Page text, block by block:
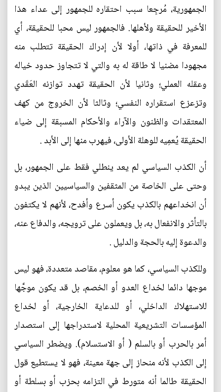
الجمهورية، مُرجِعا سبب احتقاره للجمهور إلى عداء هذا
الأخير للحقيقة ولأهلها. فالجمهور ليس محبا للحقيقة، أي
للمعرفة في ذاتها، أولا لأن إدراك الحقيقة تتطلب منه
مجهودا مضنيا لا طاقة له به والتي لا تتجاوز حدود خياله
وعقله العملي؛ وثانيا لأن الحقيقة تهدد توازنه العَقَدي
وتزعزع استقراره النفسي؛ وثالثا لأن الخروج من كهف
المعتقدات والظنون والآراء والأحكام المسبقة إلى ضياء
الحقيقة يُعمِيه للوهلة الأولى، فيهرب منها إلى الأبد .
أن الكذب السياسي لم يعد ينطلي فقط على الجمهور، بل
وحتى على الخاصة من المثقفين والسياسيين الذين يبدو
أن انخداعهم بالكذب يكون أسرع وأفدح، لأنهم لا يكتفون
بالتأثر والانفعال به، بل ويعملون على ترويجه، والدفاع عنه،
والدعوة إليه بالحجة والدليل .
وللكذب السياسي، كما هو معلوم، مقاصد متعددة، فهو ليس
موجها دائما لخداع العدو أو الخصم، بل قد يكون موجَّها
للاستهلاك الداخلي، أو للدعاية الخارجية، أو لخداع
المؤسسات التشريعية المحلية لاستدراجها إلى استصدار
أمر بالحرب أو بالسلم ( أو الاستسلام). ويضطر السياسي
إلى الكذب لأنه منحاز إلى جهة معينة، فهو لا يستطيع قول
الحقيقة طالما أنه متورط في التزامه بحزب أو بسلطة أو